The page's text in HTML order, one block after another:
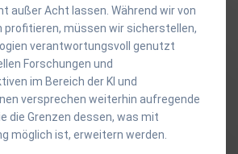
außer Acht lassen. Während wir von
müssen wir sicherstellen,
verantwortungsvoll genutzt
Forschungen und
im Bereich der KI und
versprechen weiterhin aufregende
die Grenzen dessen, was mit
möglich ist, erweitern werden.